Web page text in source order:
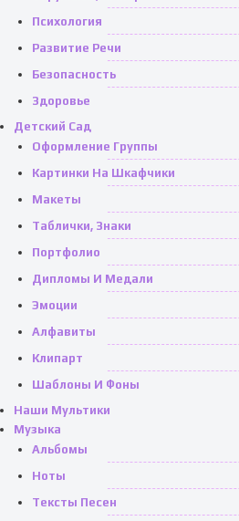
Психология
Развитие Речи
Безопасность
Здоровье
Детский Сад
Оформление Группы
Картинки На Шкафчики
Макеты
Таблички, Знаки
Портфолио
Дипломы И Медали
Эмоции
Алфавиты
Клипарт
Шаблоны И Фоны
Наши Мультики
Музыка
Альбомы
Ноты
Тексты Песен